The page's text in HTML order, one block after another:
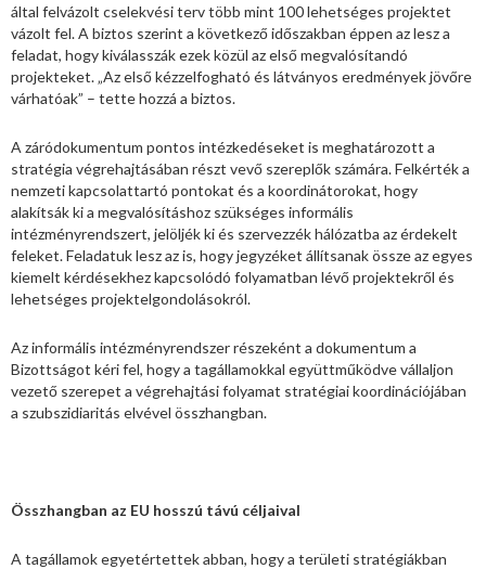
által felvázolt cselekvési terv több mint 100 lehetséges projektet
vázolt fel. A biztos szerint a következő időszakban éppen az lesz a
feladat, hogy kiválasszák ezek közül az első megvalósítandó
projekteket. „Az első kézzelfogható és látványos eredmények jövőre
várhatóak” – tette hozzá a biztos.
A záródokumentum pontos intézkedéseket is meghatározott a
stratégia végrehajtásában részt vevő szereplők számára. Felkérték a
nemzeti kapcsolattartó pontokat és a koordinátorokat, hogy
alakítsák ki a megvalósításhoz szükséges informális
intézményrendszert, jelöljék ki és szervezzék hálózatba az érdekelt
feleket. Feladatuk lesz az is, hogy jegyzéket állítsanak össze az egyes
kiemelt kérdésekhez kapcsolódó folyamatban lévő projektekről és
lehetséges projektelgondolásokról.
Az informális intézményrendszer részeként a dokumentum a
Bizottságot kéri fel, hogy a tagállamokkal együttműködve vállaljon
vezető szerepet a végrehajtási folyamat stratégiai koordinációjában
a szubszidiaritás elvével összhangban.
Összhangban az EU hosszú távú céljaival
A tagállamok egyetértettek abban, hogy a területi stratégiákban